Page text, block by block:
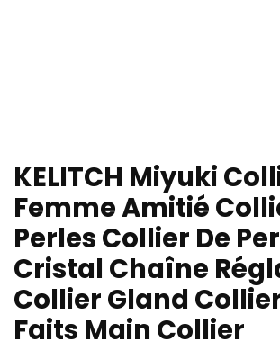
KELITCH Miyuki
Femme Amitié
Perles Collier De
Cristal Chaîne
Collier Gland
Faits Main Collier